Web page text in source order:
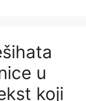
u
koji